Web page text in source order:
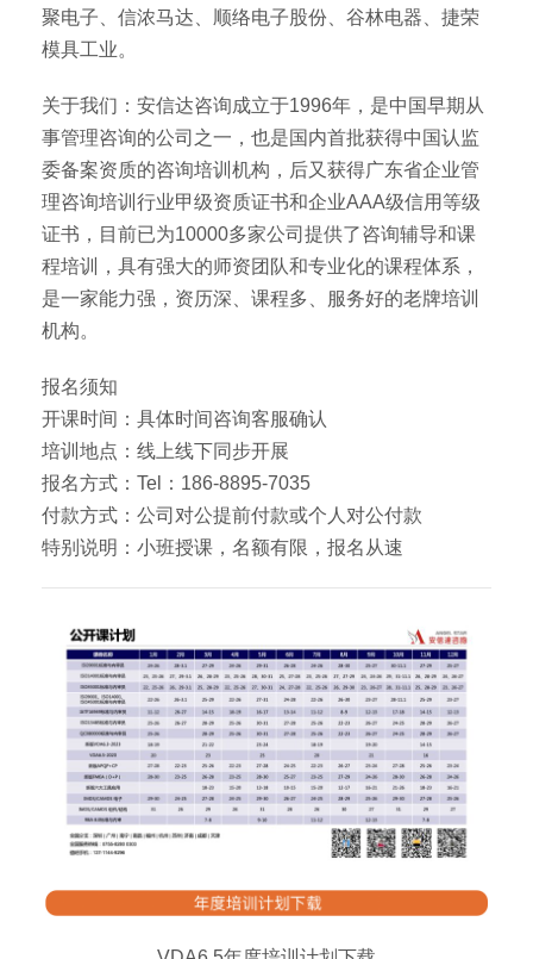
聚电子、信浓马达、顺络电子股份、谷林电器、捷荣
模具工业。
关于我们：安信达咨询成立于1996年，是中国早期从
事管理咨询的公司之一，也是国内首批获得中国认监
委备案资质的咨询培训机构，后又获得广东省企业管
理咨询培训行业甲级资质证书和企业AAA级信用等级
证书，目前已为10000多家公司提供了咨询辅导和课
程培训，具有强大的师资团队和专业化的课程体系，
是一家能力强，资历深、课程多、服务好的老牌培训
机构。
报名须知
开课时间：具体时间咨询客服确认
培训地点：线上线下同步开展
报名方式：Tel：186-8895-7035
付款方式：公司对公提前付款或个人对公付款
特别说明：小班授课，名额有限，报名从速